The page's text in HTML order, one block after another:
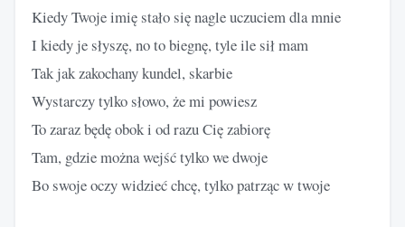
Kiedy Twoje imię stało się nagle uczuciem dla mnie
I kiedy je słyszę, no to biegnę, tyle ile sił mam
Tak jak zakochany kundel, skarbie
Wystarczy tylko słowo, że mi powiesz
To zaraz będę obok i od razu Cię zabiorę
Tam, gdzie można wejść tylko we dwoje
Bo swoje oczy widzieć chcę, tylko patrząc w twoje